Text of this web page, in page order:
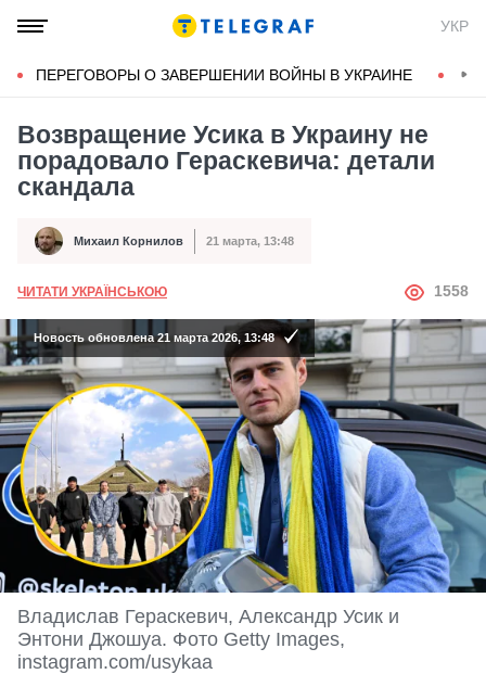
УКР
ПЕРЕГОВОРЫ О ЗАВЕРШЕНИИ ВОЙНЫ В УКРАИНЕ
Возвращение Усика в Украину не
порадовало Гераскевича: детали
скандала
Автор Михаил Корнилов
Дата публикации 21 марта, 13:48
ЧИТАТИ УКРАЇНСЬКОЮ АВТОР
1558
Новость обновлена 21 марта 2026, 13:48
Владислав Гераскевич, Александр Усик и
Энтони Джошуа. Фото Getty Images,
instagram.com/usykaa